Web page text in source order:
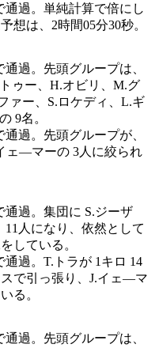
通過。単純計算で倍にし
想は、2時間05分30秒。
過。先頭グループは、
ゥー、H.オビリ、M.グ
ァー、S.ロケディ、L.ギ
9名。
過。先頭グループが、
ェ―マーの 3人に絞られ
通過。集団に S.ジーザ
人になり、依然として
している。
通過。T.トラが 1キロ 14
で引っ張り、J.イェ―マ
る。
過。先頭グループは、